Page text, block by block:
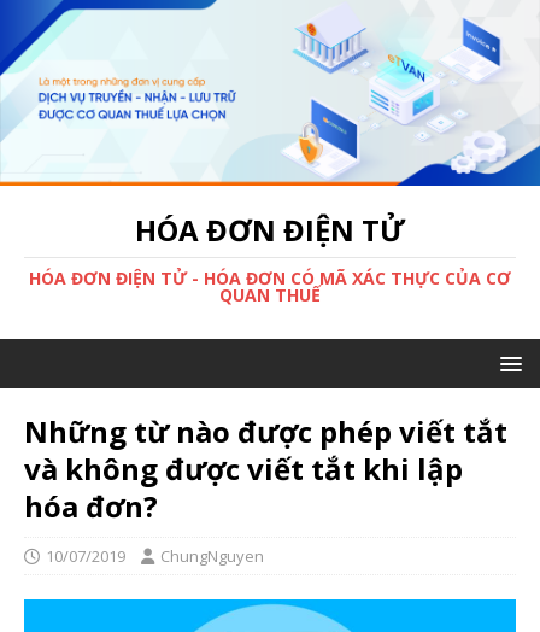
HÓA ĐƠN ĐIỆN TỬ
HÓA ĐƠN ĐIỆN TỬ - HÓA ĐƠN CÓ MÃ XÁC THỰC CỦA CƠ
QUAN THUẾ
Những từ nào được phép viết tắt
và không được viết tắt khi lập
hóa đơn?
10/07/2019 ChungNguyen